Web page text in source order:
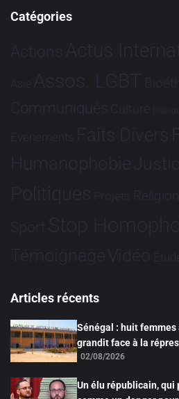
Catégories
Actions Actus
Asie Assos. LGBT
Communiqués Culture
Evénements Faits Divers
Humanophobie
Politiques Projets Religion
Sport Stop
TémoignageVidéo
Articles récents
Sénégal : huit
grandit face à la
02/08/2026
Un élu républicain, qui